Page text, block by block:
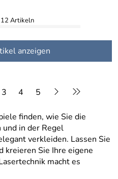
Artikeln
anzeigen
3 4 5
finden, wie Sie die
in der Regel
verkleiden. Lassen Sie
kreieren Sie Ihre eigene
macht es